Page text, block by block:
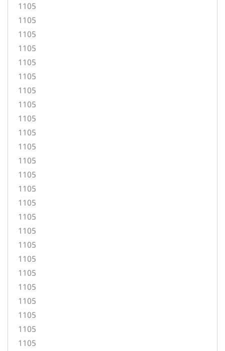
1105
1105
1105
1105
1105
1105
1105
1105
1105
1105
1105
1105
1105
1105
1105
1105
1105
1105
1105
1105
1105
1105
1105
1105
1105